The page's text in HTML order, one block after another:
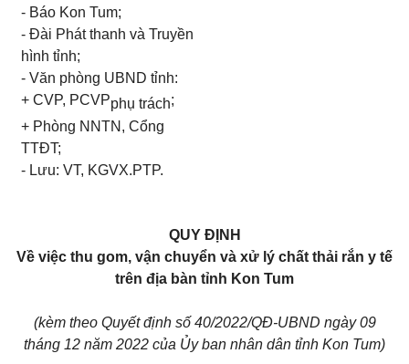
- Báo KonTum;
- Đài Phát thanh và Truyền
hình tỉnh;
- Văn phòng UBND tỉnh:
+ CVP, PCVPphụ trách;
+ Phòng NNTN, Cổng
TTĐT;
- Lưu: VT, KGVX.PTP.
QUY ĐỊNH
Về việc thu gom, vận chuyển và xử lý chất thải rắn y tế
trên địa bàn tỉnh Kon Tum
(kèm theo Quyết định số 40/2022/QĐ-UBND ngày 09
tháng 12 năm 2022 của Ủy ban nhân dân tỉnh Kon Tum)